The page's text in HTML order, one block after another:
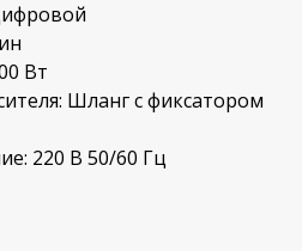
Вт
Шланг с фиксатором
220 В 50/60 Гц